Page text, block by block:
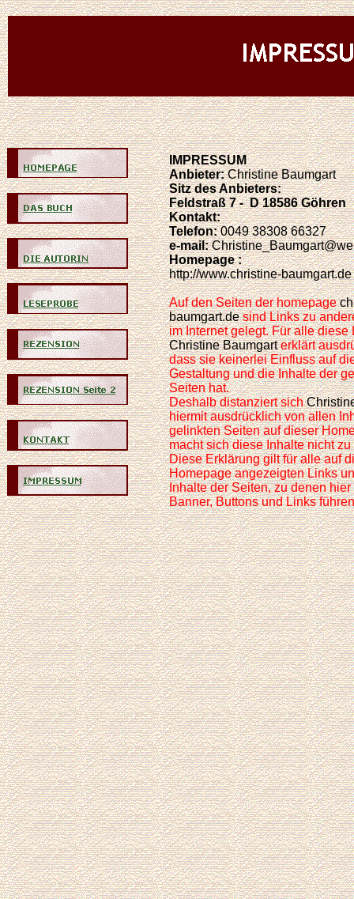
IMPRESSUM
Anbieter:Christine Baumgart
Sitz des Anbieters:
Feldstraß 7 - D 18586 Göhren
Kontakt:
Telefon:0049 38308 66327
e-mail:
Homepage :
http://www.christine-baumgart.de
Auf den Seiten der homepage
baumgart.desind Links zu
im Internet gelegt. Für alle diese
Christine Baumgarterklärt
dass sie keinerlei Einfluss auf
Gestaltung und die Inhalte der
Seiten hat.
Deshalb distanziert sich
hiermit ausdrücklich von allen
gelinkten Seiten auf dieser
macht sich diese Inhalte nicht
Diese Erklärung gilt für alle auf
Homepage angezeigten Links
Inhalte der Seiten, zu denen
Banner, Buttons und Links